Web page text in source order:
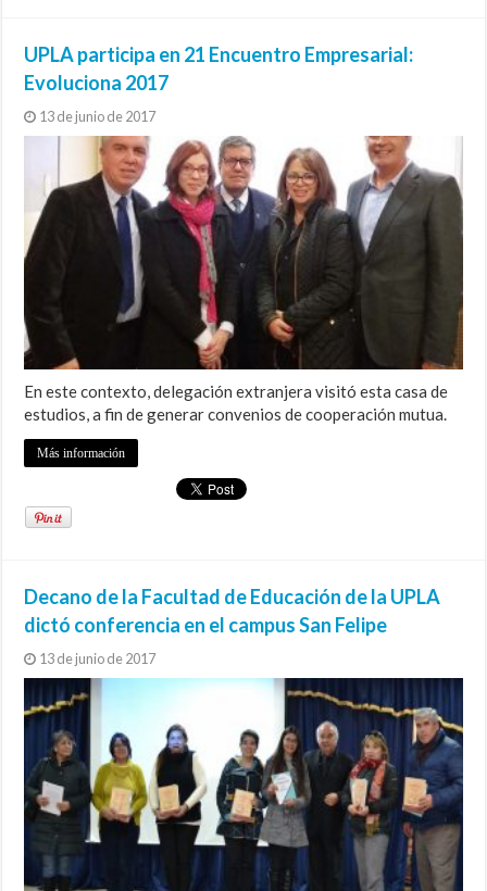
UPLA participa en 21 Encuentro Empresarial:
Evoluciona 2017
13 de junio de 2017
En este contexto, delegación extranjera visitó esta casa de
estudios, a fin de generar convenios de cooperación mutua.
Más información
Decano de la Facultad de Educación de la UPLA
dictó conferencia en el campus San Felipe
13 de junio de 2017